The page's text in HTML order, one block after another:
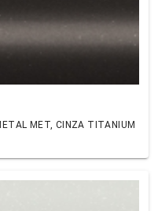
MET, CINZA TITANIUM